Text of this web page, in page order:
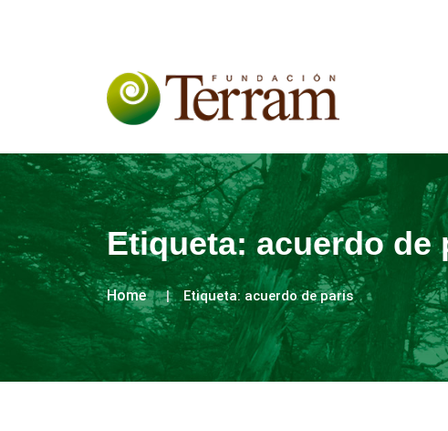
Etiqueta:acuerdo de
Home Etiqueta:acuerdo de paris